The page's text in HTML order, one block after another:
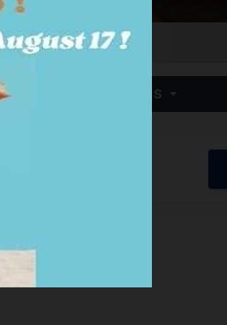
JARDY HB - BOXES